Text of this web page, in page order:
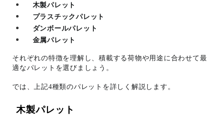
木製パレット
プラスチックパレット
ダンボールパレット
金属パレット
それぞれの特徴を理解し、積載する荷物や用途に合わせて最
適なパレットを選びましょう。
では、上記4種類のパレットを詳しく解説します。
木製パレット